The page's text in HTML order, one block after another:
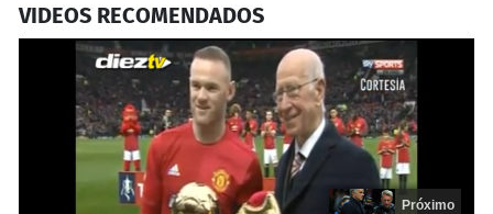
VIDEOS RECOMENDADOS
Próximo